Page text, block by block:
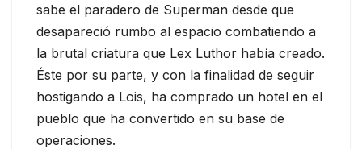
sabe el paradero de Superman desde que
desapareció rumbo al espacio combatiendo a
la brutal criatura que Lex Luthor había creado.
Éste por su parte, y con la finalidad de seguir
hostigando a Lois, ha comprado un hotel en el
pueblo que ha convertido en su base de
operaciones.